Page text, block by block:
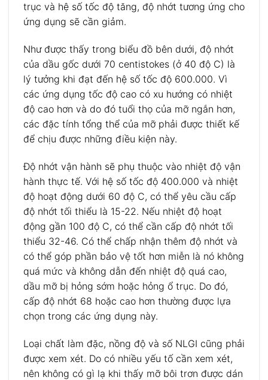
trục và hệ số tốc độ tăng, độ nhớt tương ứng cho
ứng dụng sẽ cần giảm.
Như được thấy trong biểu đồ bên dưới, độ nhớt
của dầu gốc dưới 70 centistokes (ở 40 độ C) là
lý tưởng khi đạt đến hệ số tốc độ 600.000. Vì
các ứng dụng tốc độ cao có xu hướng có nhiệt
độ cao hơn và do đó tuổi thọ của mỡ ngắn hơn,
các đặc tính tổng thể của mỡ phải được thiết kế
để chịu được những điều kiện này.
Độ nhớt vận hành sẽ phụ thuộc vào nhiệt độ vận
hành thực tế. Với hệ số tốc độ 400.000 và nhiệt
độ hoạt động dưới 60 độ C, có thể yêu cầu cấp
độ nhớt tối thiểu là 15-22. Nếu nhiệt độ hoạt
động gần 100 độ C, có thể cần cấp độ nhớt tối
thiểu 32-46. Có thể chấp nhận thêm độ nhớt và
có thể góp phần bảo vệ tốt hơn miễn là nó không
quá mức và không dẫn đến nhiệt độ quá cao,
dầu mỡ bị hỏng sớm hoặc hỏng ổ trục. Do đó,
cấp độ nhớt 68 hoặc cao hơn thường được lựa
chọn trong các ứng dụng này.
Loại chất làm đặc, nồng độ và số NLGI cũng phải
được xem xét. Do có nhiều yếu tố cần xem xét,
nên không có gì lạ khi thấy mỡ bôi trơn được dán